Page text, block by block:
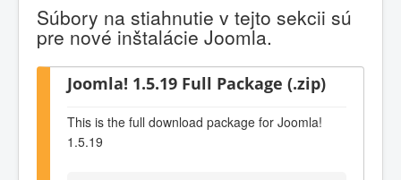
Súbory na stiahnutie v tejto sekcii sú
pre nové inštalácie Joomla.
Joomla! 1.5.19 Full Package (.zip)
This is the full download package for Joomla!
1.5.19